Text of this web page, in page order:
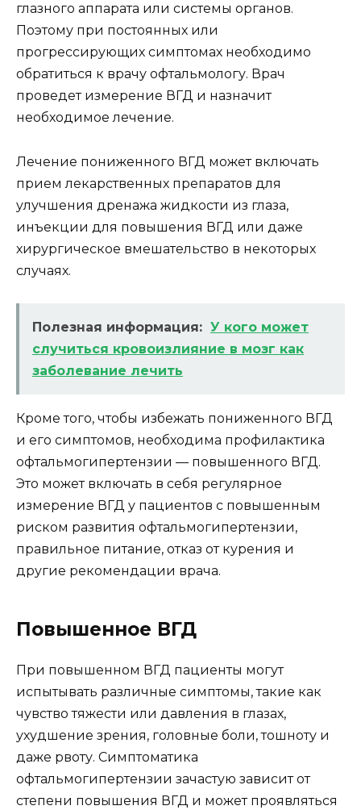
глазного аппарата или системы органов.
Поэтому при постоянных или
прогрессирующих симптомах необходимо
обратиться к врачу офтальмологу. Врач
проведет измерение ВГД и назначит
необходимое лечение.
Лечение пониженного ВГД может включать
прием лекарственных препаратов для
улучшения дренажа жидкости из глаза,
инъекции для повышения ВГД или даже
хирургическое вмешательство в некоторых
случаях.
Полезная информация: У кого может
случиться кровоизлияние в мозг как
заболевание лечить
Кроме того, чтобы избежать пониженного ВГД
и его симптомов, необходима профилактика
офтальмогипертензии — повышенного ВГД.
Это может включать в себя регулярное
измерение ВГД у пациентов с повышенным
риском развития офтальмогипертензии,
правильное питание, отказ от курения и
другие рекомендации врача.
Повышенное ВГД
При повышенном ВГД пациенты могут
испытывать различные симптомы, такие как
чувство тяжести или давления в глазах,
ухудшение зрения, головные боли, тошноту и
даже рвоту. Симптоматика
офтальмогипертензии зачастую зависит от
степени повышения ВГД и может проявляться